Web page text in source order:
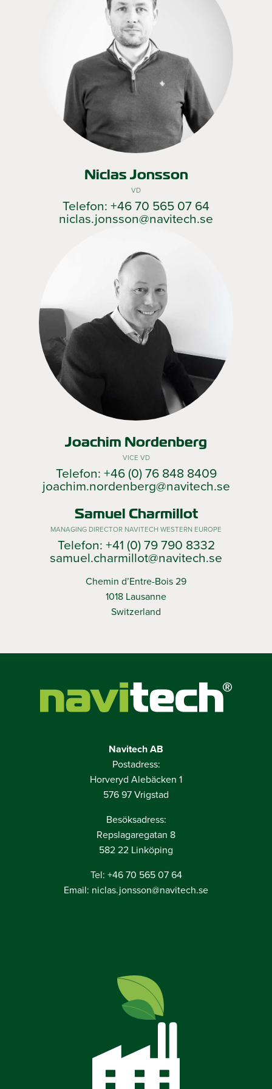
Niclas Jonsson
VD
Telefon: +46 70 565 07 64
niclas.jonsson@navitech.se
Joachim Nordenberg
VICE VD
Telefon: +46 (0) 76 848 8409
joachim.nordenberg@navitech.se
Samuel Charmillot
MANAGING DIRECTOR NAVITECH WESTERN EUROPE
Telefon: +41 (0) 79 790 8332
samuel.charmillot@navitech.se
Chemin d’Entre-Bois 29
1018 Lausanne
Switzerland
Navitech AB
Postadress:
Horveryd Alebäcken 1
576 97 Vrigstad
Besöksadress:
Repslagaregatan 8
582 22 Linköping
Tel: +46 70 565 07 64
Email: niclas.jonsson@navitech.se